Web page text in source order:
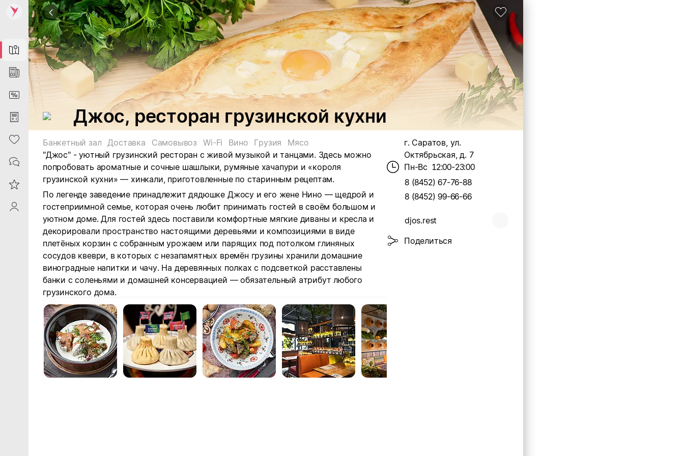
Map
News
DiscountCard
Purchases
Heart
Contacts
Reviews
ProfileSaby
Джос, ресторан грузинской кухни
Банкетный зал Доставка Самовывоз Wi-Fi Вино Грузия
Мясо
"Джос" - уютный грузинский ресторан с живой музыкой и танцами. Здесь можно
попробовать ароматные и сочные шашлыки, румяные хачапури и «короля
грузинской кухни» — хинкали, приготовленные по старинным рецептам.
По легенде заведение принадлежит дядюшке Джосу и его жене Нино — щедрой и
гостеприимной семье, которая очень любит принимать гостей в своём большом и
уютном доме. Для гостей здесь поставили комфортные мягкие диваны и кресла и
декорировали пространство настоящими деревьями и композициями в виде
плетёных корзин с собранным урожаем или парящих под потолком глиняных
сосудов квеври, в которых с незапамятных времён грузины хранили домашние
виноградные напитки и чачу. На деревянных полках с подсветкой расставлены
банки с соленьями и домашней консервацией — обязательный атрибут любого
грузинского дома.
г. Саратов, ул.
Октябрьская, д. 7
Пн-Вс 12:00-23:00
8 (8452) 67-76-88
8 (8452) 99-66-66
djos.rest
Поделиться